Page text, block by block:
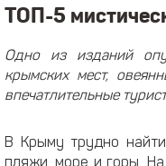
ТОП-5
Одно из изданий
крымских мест,
впечатлительные
В Крыму трудно